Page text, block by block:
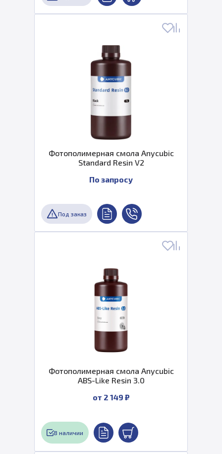
Фотополимерная смола Anycubic
Standard Resin V2
По запросу
Под заказ
Фотополимерная смола Anycubic
ABS-Like Resin 3.0
от 2 149 ₽
В наличии